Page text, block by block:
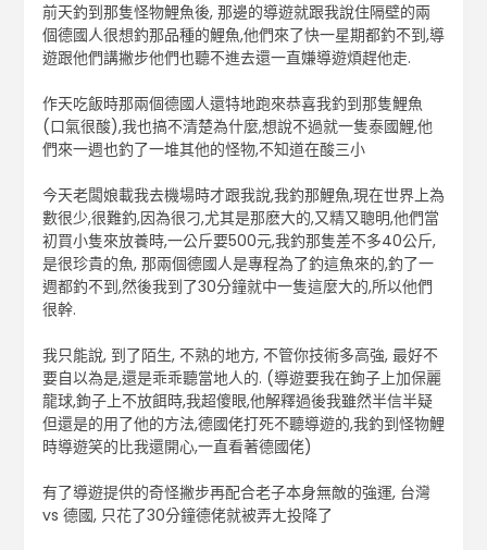
前天釣到那隻怪物鯉魚後, 那邊的導遊就跟我說住隔壁的兩
個德國人很想釣那品種的鯉魚,他們來了快一星期都釣不到,導
遊跟他們講撇步他們也聽不進去還一直嫌導遊煩趕他走.
作天吃飯時那兩個德國人還特地跑來恭喜我釣到那隻鯉魚
(口氣很酸),我也搞不清楚為什麼,想說不過就一隻泰國鯉,他
們來一週也釣了一堆其他的怪物,不知道在酸三小
今天老闆娘載我去機場時才跟我說,我釣那鯉魚,現在世界上為
數很少,很難釣,因為很刁,尤其是那麽大的,又精又聰明,他們當
初買小隻來放養時,一公斤要500元,我釣那隻差不多40公斤,
是很珍貴的魚, 那兩個德國人是專程為了釣這魚來的,釣了一
週都釣不到,然後我到了30分鐘就中一隻這麼大的,所以他們
很幹.
我只能說, 到了陌生, 不熟的地方, 不管你技術多高強, 最好不
要自以為是,還是乖乖聽當地人的. (導遊要我在鉤子上加保麗
龍球,鉤子上不放餌時,我超傻眼,他解釋過後我雖然半信半疑
但還是的用了他的方法,德國佬打死不聽導遊的,我釣到怪物鯉
時導遊笑的比我還開心,一直看著德國佬)
有了導遊提供的奇怪撇步再配合老子本身無敵的強運, 台灣
vs 德國, 只花了30分鐘德佬就被弄ㄤ投降了